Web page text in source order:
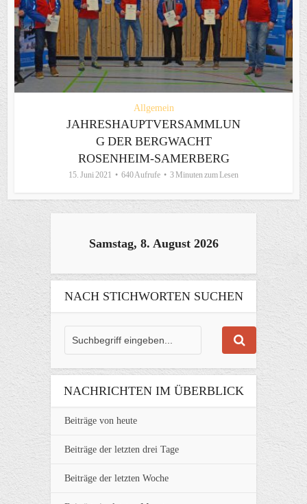
Allgemein
JAHRESHAUPTVERSAMMLUN
G DER BERGWACHT
ROSENHEIM-SAMERBERG
15. Juni 2021 640 Aufrufe 3 Minuten zum Lesen
Samstag, 8. August 2026
NACH STICHWORTEN SUCHEN
NACHRICHTEN IM ÜBERBLICK
Beiträge von heute
Beiträge der letzten drei Tage
Beiträge der letzten Woche